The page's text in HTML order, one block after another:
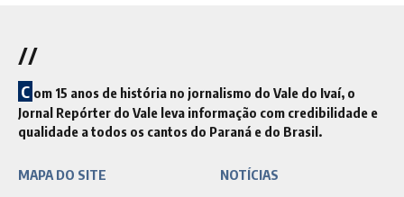
//
C om 15 anos de história no jornalismo do Vale do Ivaí, o
Jornal Repórter do Vale leva informação com credibilidade e
qualidade a todos os cantos do Paraná e do Brasil.
MAPA DO SITE NOTÍCIAS